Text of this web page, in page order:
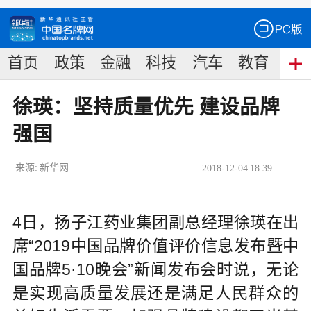
首页 政策 金融 科技 汽车 教育 食
徐瑛：坚持质量优先 建设品牌
强国
2018-12-04 18:39
来源: 新华网
4日，扬子江药业集团副总经理徐瑛在出
席“2019中国品牌价值评价信息发布暨中
国品牌5·10晚会”新闻发布会时说，无论
是实现高质量发展还是满足人民群众的